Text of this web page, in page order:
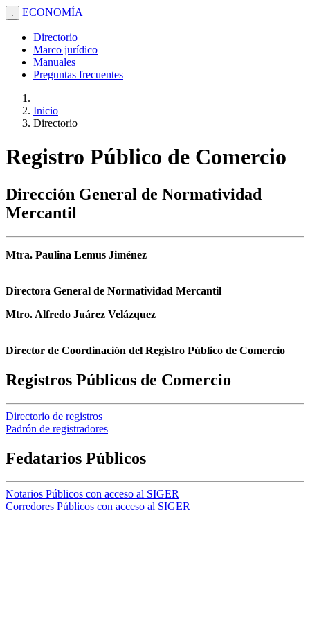
. ECONOMÍA
Directorio
Marco jurídico
Manuales
Preguntas frecuentes
Inicio
Directorio
Registro Público de Comercio
Dirección General de Normatividad
Mercantil
Mtra. Paulina Lemus Jiménez
Directora General de Normatividad Mercantil
Mtro. Alfredo Juárez Velázquez
Director de Coordinación del Registro Público de Comercio
Registros Públicos de Comercio
Directorio de registros
Padrón de registradores
Fedatarios Públicos
Notarios Públicos con acceso al SIGER
Corredores Públicos con acceso al SIGER